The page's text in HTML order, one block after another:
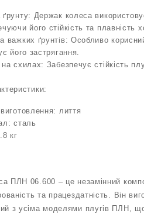
Держак колеса
його стійкість та плавність
важких ґрунтів: Особливо
його застрягання.
на схилах: Забезпечує стійкість
лиття
сталь
кг
ПЛН 06.600 – це незамінний
та працездатність. Він
з усіма моделями плугів ПЛН,